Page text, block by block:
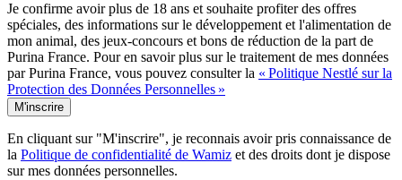
Je confirme avoir plus de 18 ans et souhaite profiter des offres
spéciales, des informations sur le développement et l'alimentation de
mon animal, des jeux-concours et bons de réduction de la part de
Purina France. Pour en savoir plus sur le traitement de mes données
par Purina France, vous pouvez consulter la « Politique Nestlé sur la
Protection des Données Personnelles »
M'inscrire
En cliquant sur "M'inscrire", je reconnais avoir pris connaissance de
la Politique de confidentialité de Wamiz et des droits dont je dispose
sur mes données personnelles.